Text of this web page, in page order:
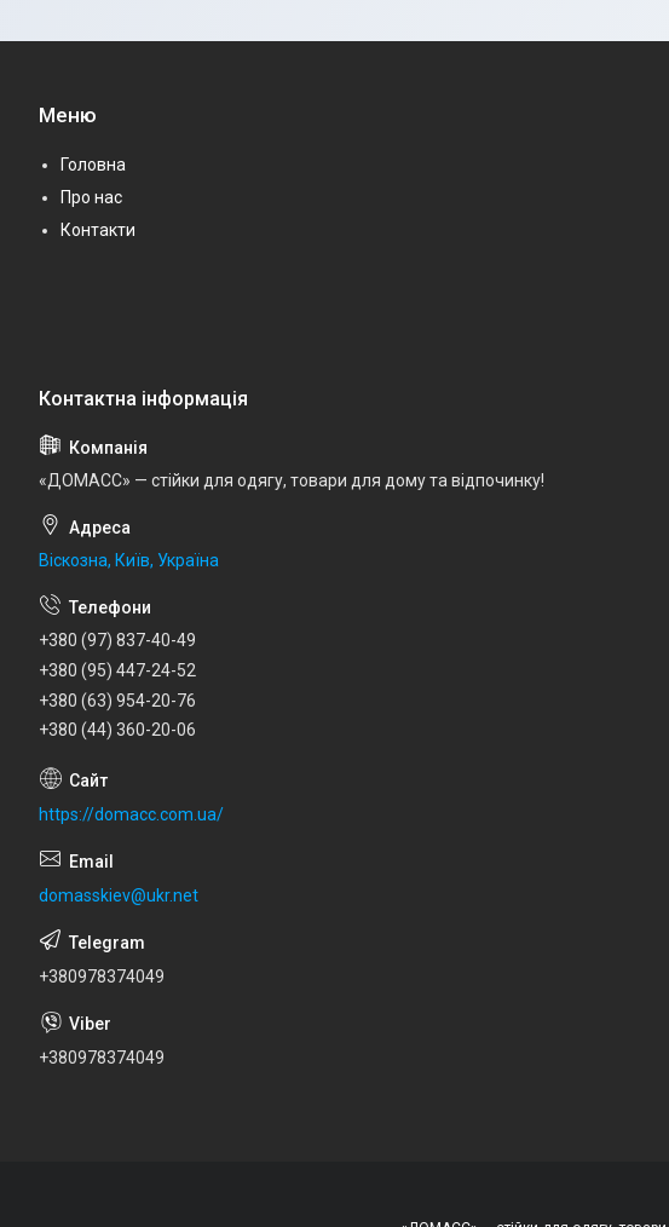
Меню
Головна
Про нас
Контакти
«ДОМАСС» — стійки для одягу, товари для дому та відпочинку!
Віскозна, Київ, Україна
+380 (97) 837-40-49
+380 (95) 447-24-52
+380 (63) 954-20-76
+380 (44) 360-20-06
https://domacc.com.ua/
domasskiev@ukr.net
+380978374049
+380978374049